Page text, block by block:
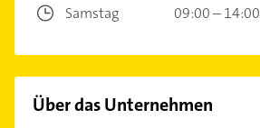
Samstag
09:00 – 14:00
Über das Unternehmen